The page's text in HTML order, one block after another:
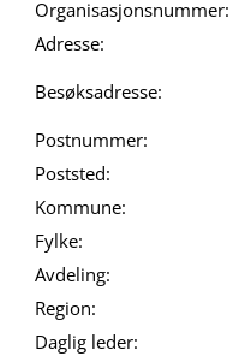
Organisasjonsnummer:
Adresse:
Besøksadresse:
Postnummer:
Poststed:
Kommune:
Fylke:
Avdeling:
Region:
Daglig leder: